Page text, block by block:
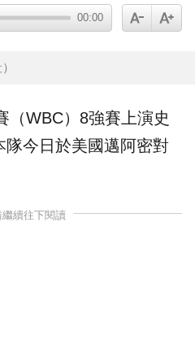
00:00
（WBC）8強賽上演史
隊今日於美國邁阿密對
續往下閱讀